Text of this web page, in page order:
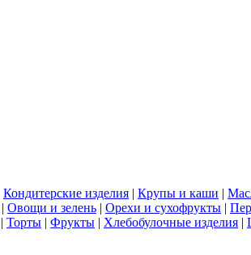
Кондитерские изделия | Крупы и каши |
| Овощи и зелень | Орехи и сухофрукты |
| Торты | Фрукты | Хлебобулочные изделия |